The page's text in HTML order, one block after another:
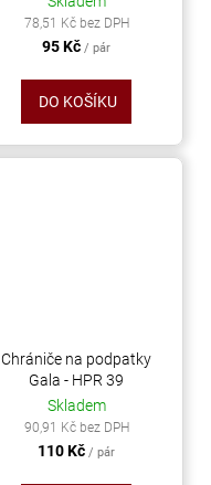
78,51 Kč bez DPH
95 Kč / pár
DO KOŠÍKU
Chrániče na podpatky
Gala - HPR 39
Skladem
90,91 Kč bez DPH
110 Kč / pár